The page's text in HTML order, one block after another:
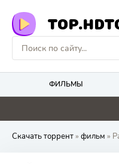
ФИЛЬМЫ
0 0
Скачать торрент» фильм »